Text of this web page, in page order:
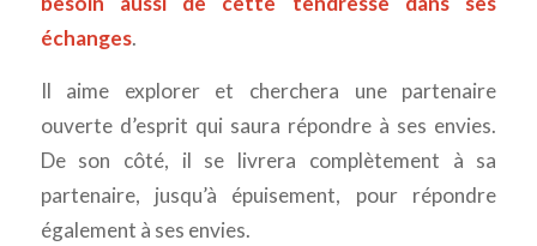
échanges.
Il aime explorer et cherchera une partenaire
ouverte d’esprit qui saura répondre à ses envies.
De son côté, il se livrera complètement à sa
partenaire, jusqu’à épuisement, pour répondre
également à ses envies.